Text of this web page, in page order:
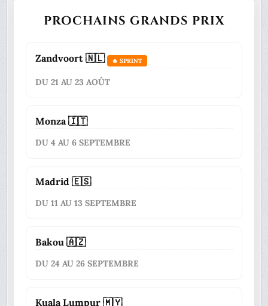
PROCHAINS GRANDS PRIX
Zandvoort 🇳🇱 🔥 SPRINT
DU 21 AU 23 AOÛT
Monza 🇮🇹
DU 4 AU 6 SEPTEMBRE
Madrid 🇪🇸
DU 11 AU 13 SEPTEMBRE
Bakou 🇦🇿
DU 24 AU 26 SEPTEMBRE
Kuala Lumpur 🇲🇾